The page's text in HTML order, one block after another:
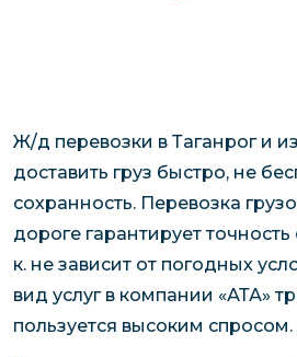
Ж/д перевозки в Таганрог и
доставить груз быстро, не
сохранность. Перевозка
дороге гарантирует точность
к. не зависит от погодных
вид услуг в компании «АТА»
пользуется высоким спросом.